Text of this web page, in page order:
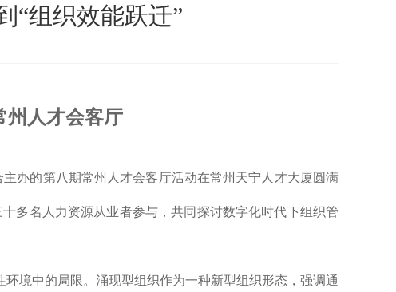
“组织效能跃迁”
人才会客厅
办的第八期常州人才会客厅活动在常州天宁人才大厦圆满
多名人力资源从业者参与，共同探讨数字化时代下组织管
境中的局限。涌现型组织作为一种新型组织形态，强调通